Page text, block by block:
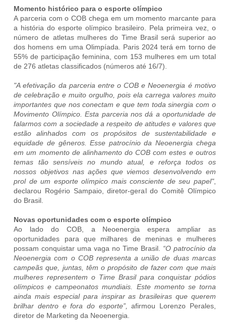
Momento histórico para o esporte olímpico
A parceria com o COB chega em um momento marcante para
a história do esporte olímpico brasileiro. Pela primeira vez, o
número de atletas mulheres do Time Brasil será superior ao
dos homens em uma Olimpíada. Paris 2024 terá em torno de
55% de participação feminina, com 153 mulheres em um total
de 276 atletas classificados (números até 16/7).
"A efetivação da parceria entre o COB e Neoenergia é motivo
de celebração e muito orgulho, pois ela carrega valores muito
importantes que nos conectam e que tem toda sinergia com o
Movimento Olímpico. Esta parceria nos dá a oportunidade de
falarmos com a sociedade a respeito de atitudes e valores que
estão alinhados com os propósitos de sustentabilidade e
equidade de gêneros. Esse patrocínio da Neoenergia chega
em um momento de alinhamento do COB com estes e outros
temas tão sensíveis no mundo atual, e reforça todos os
nossos objetivos nas ações que viemos desenvolvendo em
prol de um esporte olímpico mais consciente de seu papel",
declarou Rogério Sampaio, diretor-geral do Comitê Olímpico
do Brasil.
Novas oportunidades com o esporte olímpico
Ao lado do COB, a Neoenergia espera ampliar as
oportunidades para que milhares de meninas e mulheres
possam conquistar uma vaga no Time Brasil. “O patrocínio da
Neoenergia com o COB representa a união de duas marcas
campeãs que, juntas, têm o propósito de fazer com que mais
mulheres representem o Time Brasil para conquistar pódios
olímpicos e campeonatos mundiais. Este momento se torna
ainda mais especial para inspirar as brasileiras que querem
brilhar dentro e fora do esporte”,afirmou Lorenzo Perales,
diretor de Marketing da Neoenergia.